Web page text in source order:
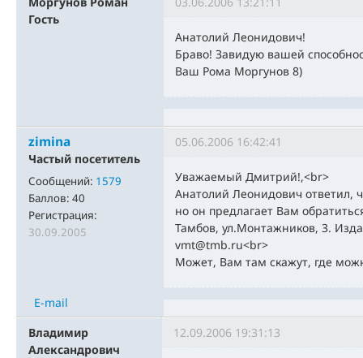
Гость
Анатолий Леонидович!
Браво! Завидую вашей
Ваш Рома Моргунов 8)
zimina
Частый посетитель
Сообщений: 1579
Баллов: 40
Регистрация:
30.09.2005
05.06.2006 16:42:41
Уважаемый Дмитрий!,<br>
Анатолий Леонидович ответил,
но он предлагает Вам
Тамбов, ул.Монтажников, 3.
vmt@tmb.ru<br>
Может, Вам там скажут, где
E-mail
Владимир
Александрович
12.09.2006 19:31:13